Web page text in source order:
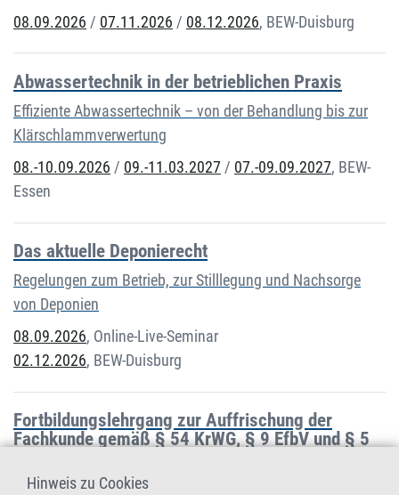
08.09.2026 / 07.11.2026 / 08.12.2026, BEW-Duisburg
Abwassertechnik in der betrieblichen Praxis
Effiziente Abwassertechnik – von der Behandlung bis zur
Klärschlammverwertung
08.-10.09.2026 / 09.-11.03.2027 / 07.-09.09.2027, BEW-
Essen
Das aktuelle Deponierecht
Regelungen zum Betrieb, zur Stilllegung und Nachsorge
von Deponien
08.09.2026, Online-Live-Seminar
02.12.2026, BEW-Duisburg
Fortbildungslehrgang zur Auffrischung der
Fachkunde gemäß § 54 KrWG, § 9 EfbV und § 5
abfallrechtliche Überwachung)
Hinweis zu Cookies